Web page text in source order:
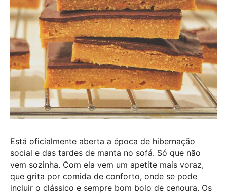
Está oficialmente aberta a época de hibernação
social e das tardes de manta no sofá. Só que não
vem sozinha. Com ela vem um apetite mais voraz,
que grita por comida de conforto, onde se pode
incluir o clássico e sempre bom bolo de cenoura. Os